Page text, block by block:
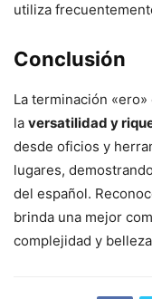
utiliza
Conclusión
La terminación
la versatilidad y
desde oficios y
lugares,
del español.
brinda una mejor
complejidad y